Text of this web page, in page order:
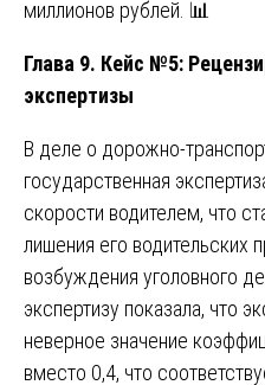
миллионов рублей. 📊
Глава 9. Кейс №5:
экспертизы
В деле о дорожно-
государственная
скорости водителем, что
лишения его водительских
возбуждения уголовного
экспертизу показала, что
неверное значение
вместо 0,4, что